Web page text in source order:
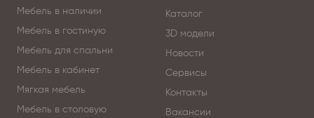
Мебель в наличии
Мебель в гостиную
Мебель для спальни
Мебель в кабинет
Мягкая мебель
Мебель в столовую
Каталог
3D модели
Новости
Сервисы
Контакты
Вакансии